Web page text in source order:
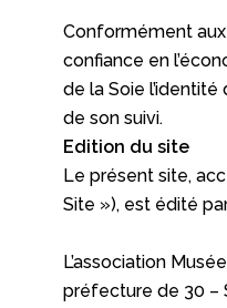
Conformément aux
confiance en
de la Soie
de son suivi.
Edition du site
Le présent site,
Site »), est édité
L’association
préfecture de 30 –